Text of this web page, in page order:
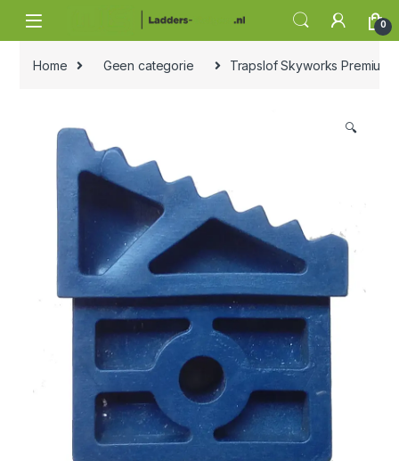
0
Home Geen categorie Trapslof Skyworks Premium
🔍